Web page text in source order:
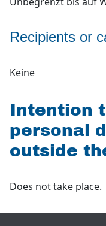
Recipients or
Keine
Intention
personal
outside
Does not take place.